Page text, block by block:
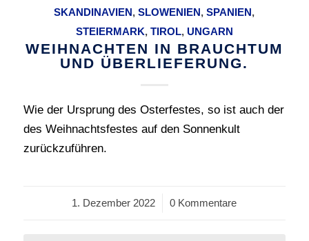
SKANDINAVIEN,SLOWENIEN,SPANIEN,
STEIERMARK, TIROL, UNGARN
WEIHNACHTEN IN BRAUCHTUM
UND ÜBERLIEFERUNG.
Wie der Ursprung des Osterfestes, so ist auch der
des Weihnachtsfestes auf den Sonnenkult
zurückzuführen.
1. Dezember 2022
/ 0 Kommentare